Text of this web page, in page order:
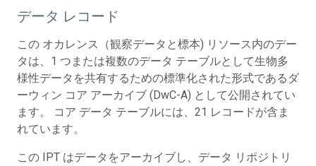
データ レコード
この オカレンス（観察データと標本) リソース内のデー
タは、1 つまたは複数のデータ テーブルとして生物多
様性データを共有するための標準化された形式であるダ
ーウィン コア アーカイブ (DwC-A) として公開されてい
ます。 コア データ テーブルには、21 レコードが含ま
れています。
この IPT はデータをアーカイブし、データ リポジトリ